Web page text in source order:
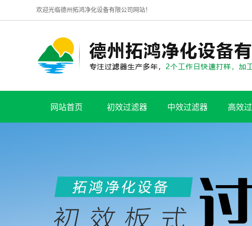
欢迎光临德州拓鸿净化设备有限公司网站！
网站首页 初效过滤器 中效过滤器 高效